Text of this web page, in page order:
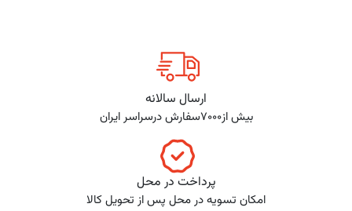
ارسال سالانه
بیش از7000سفارش درسراسر ایران
پرداخت در محل
امکان تسویه در محل پس از تحویل کالا